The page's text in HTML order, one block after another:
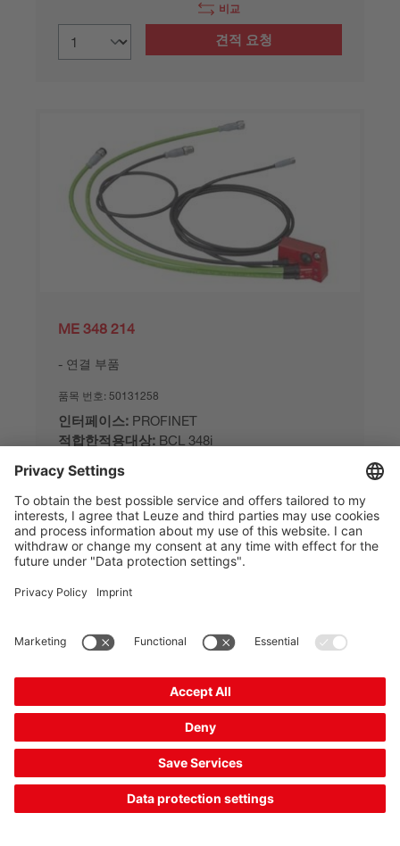
비교
견적 요청
ME 348 214
연결 부품
품목 번호: 50131258
인터페이스: PROFINET
적합한적용대상: BCL 348i
비교
견적 요청
상품 정보: 26. 8. 5.
The Sensor People
바로 가기